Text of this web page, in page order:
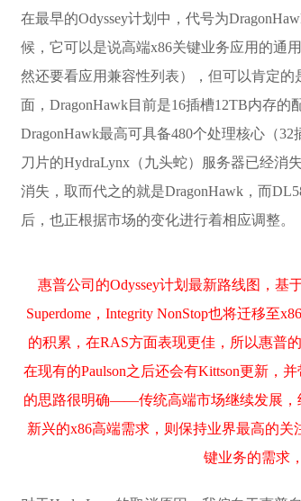
在最早的Odyssey计划中，代号为
候，它可以是说高端x86关键业务应用的通
然还要看应用兼容性列表），但可以肯定的
面，DragonHawk目前是16插槽12TB内存的
DragonHawk最高可具备480个处理核心（
刀片的HydraLynx（九头蛇）服务器已经消
消失，取而代之的就是DragonHawk，而
后，也正根据市场的变化进行着相应调整。
惠普公司的Odyssey计划最新路线图，基
Superdome，Integrity NonStop也将迁移至
的积累，在RAS方面表现更佳，所以惠普
在现有的Paulson之后还会有Kittson更新，
的思路很明确——传统高端市场继续发展，
新兴的x86高端需求，则保持业界最高的
键业务的需求